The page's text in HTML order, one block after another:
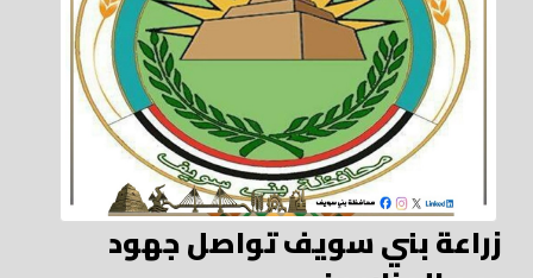
زراعة بني سويف تواصل جهود